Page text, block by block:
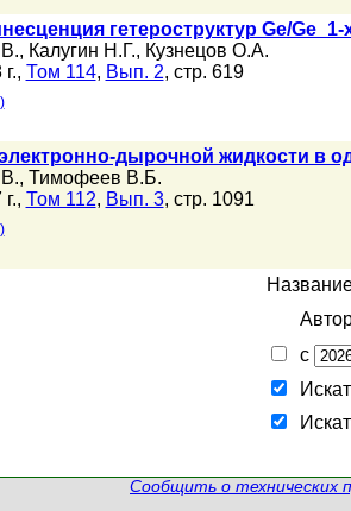
гетероструктур Ge/Ge_1-
, Калугин Н.Г., Кузнецов О.А.
Том 114, Вып. 2, стр. 619
дырочной жидкости в
, Тимофеев В.Б.
Том 112, Вып. 3, стр. 1091
с
Сообщить о технических